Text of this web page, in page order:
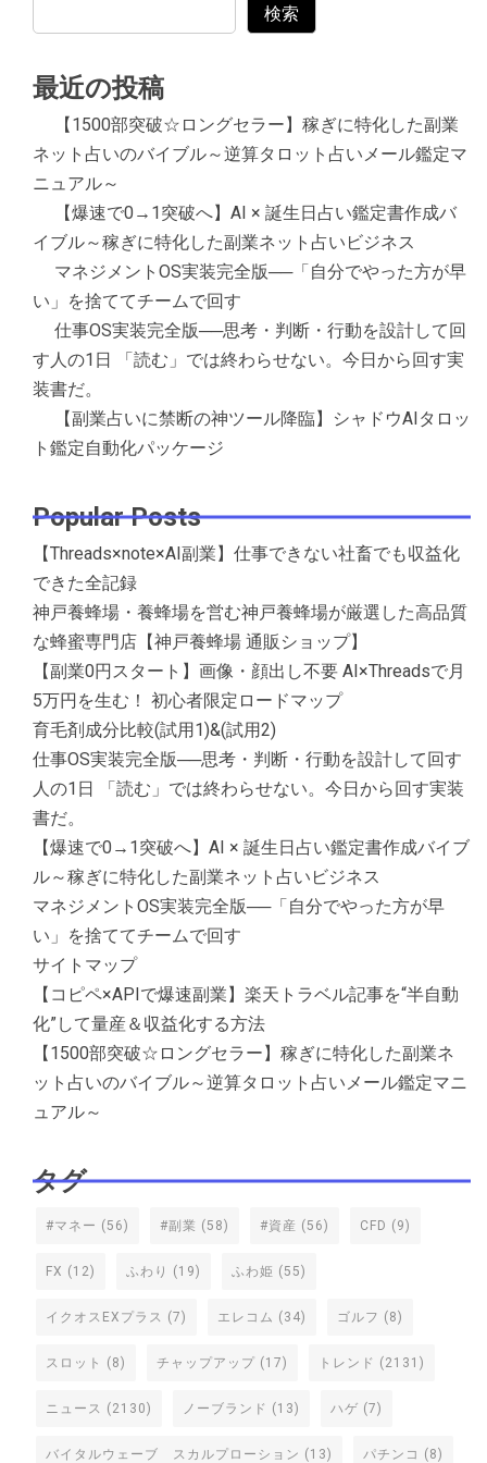
検索
最近の投稿
【1500部突破☆ロングセラー】稼ぎに特化した副業
ネット占いのバイブル～逆算タロット占いメール鑑定マ
ニュアル～
【爆速で0→1突破へ】AI × 誕生日占い鑑定書作成バ
イブル～稼ぎに特化した副業ネット占いビジネス
マネジメントOS実装完全版──「自分でやった方が早
い」を捨ててチームで回す
仕事OS実装完全版──思考・判断・行動を設計して回
す人の1日 「読む」では終わらせない。今日から回す実
装書だ。
【副業占いに禁断の神ツール降臨】シャドウAIタロッ
ト鑑定自動化パッケージ
Popular Posts
【Threads×note×AI副業】仕事できない社畜でも収益化
できた全記録
神戸養蜂場・養蜂場を営む神戸養蜂場が厳選した高品質
な蜂蜜専門店【神戸養蜂場 通販ショップ】
【副業0円スタート】画像・顔出し不要 AI×Threadsで月
5万円を生む！ 初心者限定ロードマップ
育毛剤成分比較(試用1)&(試用2)
仕事OS実装完全版──思考・判断・行動を設計して回す
人の1日 「読む」では終わらせない。今日から回す実装
書だ。
【爆速で0→1突破へ】AI × 誕生日占い鑑定書作成バイブ
ル～稼ぎに特化した副業ネット占いビジネス
マネジメントOS実装完全版──「自分でやった方が早
い」を捨ててチームで回す
サイトマップ
【コピペ×APIで爆速副業】楽天トラベル記事を“半自動
化”して量産＆収益化する方法
【1500部突破☆ロングセラー】稼ぎに特化した副業ネ
ット占いのバイブル～逆算タロット占いメール鑑定マニ
ュアル～
タグ
#マネー (56) #副業 (58) #資産 (56) CFD (9)
FX (12) ふわり (19) ふわ姫 (55)
イクオスEXプラス (7) エレコム (34) ゴルフ (8)
スロット (8) チャップアップ (17) トレンド (2131)
ニュース (2130) ノーブランド (13) ハゲ (7)
バイタルウェーブ スカルプローション (13) パチンコ (8)